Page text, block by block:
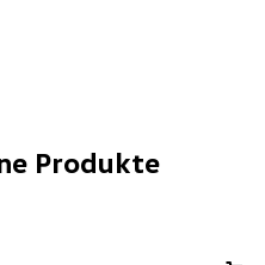
Produkte